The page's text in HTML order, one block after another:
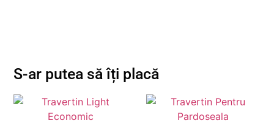
S-ar putea să îți placă